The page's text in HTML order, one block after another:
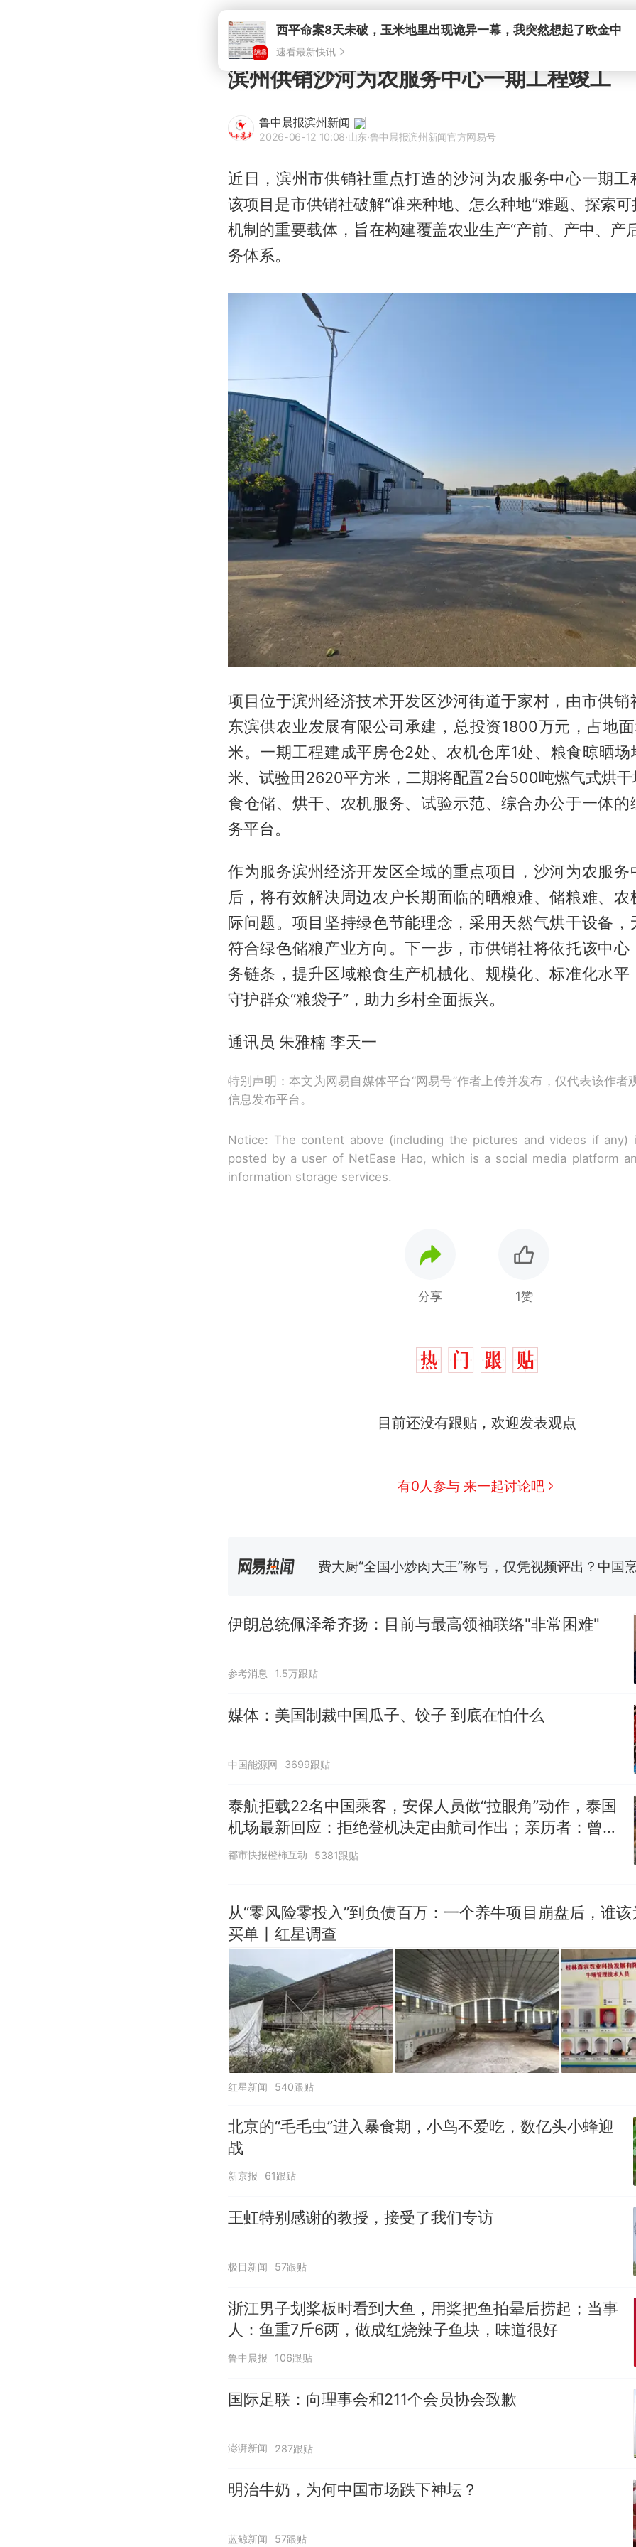
滨州供销沙河为农服务中心一期工程竣工
鲁中晨报滨州新闻
2026-06-12 10:08·山东·鲁中晨报滨州新闻官方网易号
近日，滨州市供销社重点打造的沙河为农服务中心一期工
该项目是市供销社破解“谁来种地、怎么种地”难题、探索
机制的重要载体，旨在构建覆盖农业生产“产前、产中、产
务体系。
项目位于滨州经济技术开发区沙河街道于家村，由市供销
东滨供农业发展有限公司承建，总投资1800万元，占地
米。一期工程建成平房仓2处、农机仓库1处、粮食晾晒
米、试验田2620平方米，二期将配置2台500吨燃气式烘干
食仓储、烘干、农机服务、试验示范、综合办公于一体的
务平台。
作为服务滨州经济开发区全域的重点项目，沙河为农服务
后，将有效解决周边农户长期面临的晒粮难、储粮难、农
际问题。项目坚持绿色节能理念，采用天然气烘干设备，
符合绿色储粮产业方向。下一步，市供销社将依托该中心
务链条，提升区域粮食生产机械化、规模化、标准化水平
守护群众“粮袋子”，助力乡村全面振兴。
通讯员 朱雅楠 李天一
特别声明：本文为网易自媒体平台“网易号”作者上传并发布，仅代表该作者
信息发布平台。
Notice: The content above (including the pictures and videos if any)
posted by a user of NetEase Hao, which is a social media platform
information storage services.
分享 1赞
目前还没有跟贴，欢迎发表观点
有0人参与 来一起讨论吧
那个在床头放菜刀的女孩，因老师一句“跟我回家”
男子上山采菌偶然发现鸡枞菌窝，原地守1天等它长大
朵
参考消息）
伊朗总统佩泽希齐扬：目前与最高领袖联络"非常困难"
参考消息 1.5万跟贴
媒体：美国制裁中国瓜子、饺子 到底在怕什么
中国能源网 3699跟贴
泰航拒载22名中国乘客，安保人员做“拉眼角”动作，泰国
机场最新回应：拒绝登机决定由航司作出；亲历者：曾承
诺免费改签但没兑现
都市快报橙柿互动 5381跟贴
从“零风险零投入”到负债百万：一个养牛项目崩盘后，谁
买单丨红星调查
红星新闻 540跟贴
北京的“毛毛虫”进入暴食期，小鸟不爱吃，数亿头小蜂迎
战
新京报 61跟贴
王虹特别感谢的教授，接受了我们专访
极目新闻 57跟贴
浙江男子划桨板时看到大鱼，用桨把鱼拍晕后捞起；当事
人：鱼重7斤6两，做成红烧辣子鱼块，味道很好
鲁中晨报 106跟贴
国际足联：向理事会和211个会员协会致歉
澎湃新闻 287跟贴
明治牛奶，为何中国市场跌下神坛？
蓝鲸新闻 57跟贴